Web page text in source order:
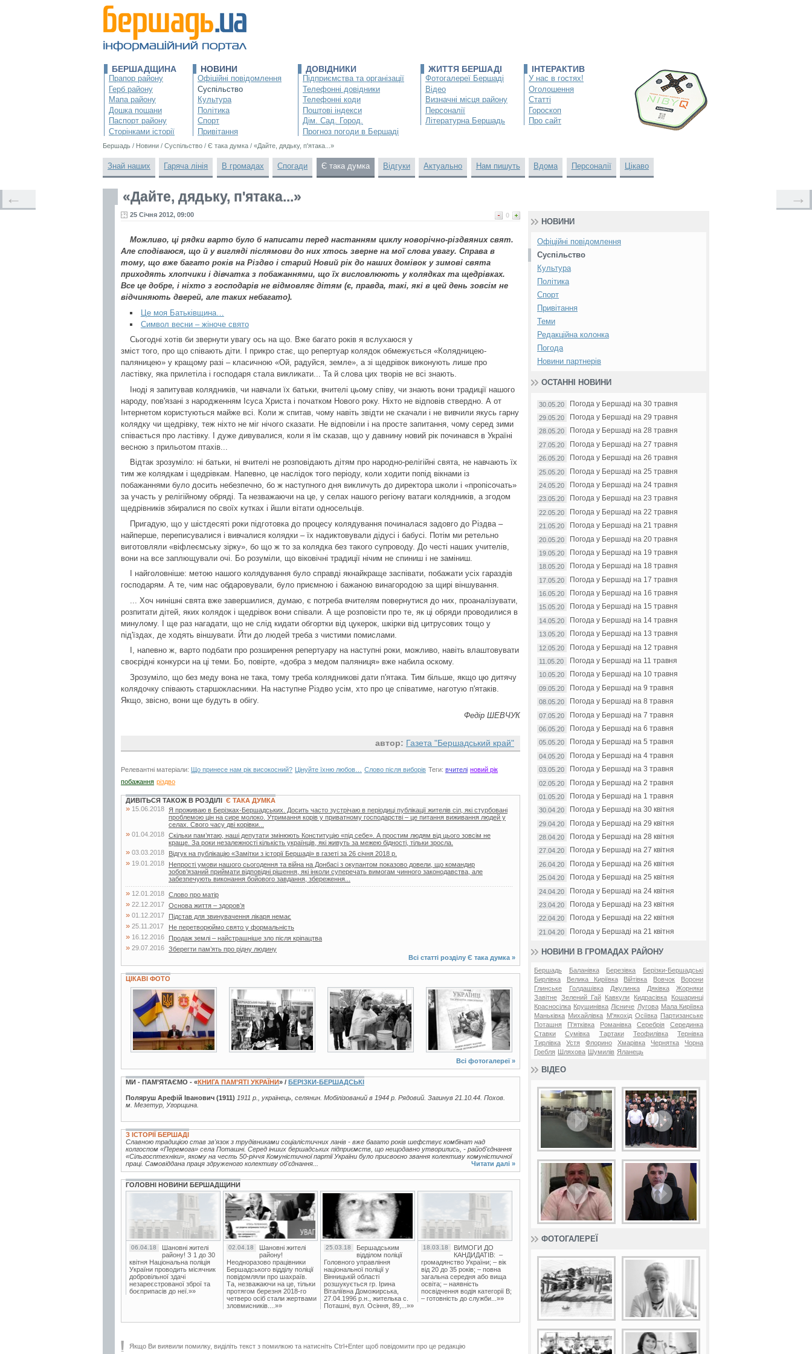
БЕРШАДЩИНА
Прапор району
Герб району
Мапа району
Дошка пошани
Паспорт району
Сторінками історії
НОВИНИ
Офіційні повідомлення
Суспільство
Культура
Політика
Спорт
Привітання
ДОВІДНИКИ
Підприємства та організації
Телефонні довідники
Телефонні коди
Поштові індекси
Дім. Сад. Город.
Прогноз погоди в Бершаді
ЖИТТЯ БЕРШАДІ
Фотогалереї Бершаді
Відео
Визначні місця району
Персоналії
Літературна Бершадь
ІНТЕРАКТИВ
У нас в гостях!
Оголошення
Статті
Гороскоп
Про сайт
Бершадь / Новини / Суспільство / Є така думка / «Дайте, дядьку, п'ятака...»
Знай наших Гаряча лінія В громадах Спогади Є така думка Відгуки Актуально Нам пишуть Вдома Персоналії Цікаво
«Дайте, дядьку, п'ятака...»
0
25 Січня 2012, 09:00
Можливо, ці рядки варто було б написати перед настанням циклу новорічно-різдвяних свят.
Але сподіваюся, що й у вигляді післямови до них хтось зверне на мої слова увагу. Справа в
тому, що вже багато років на Різдво і старий Новий рік до наших домівок у зимові свята
приходять хлопчики і дівчатка з побажаннями, що їх висловлюють у колядках та щедрівках.
Все це добре, і ніхто з господарів не відмовляє дітям (є, правда, такі, які в цей день зовсім не
відчиняють дверей, але таких небагато).
Це моя Батьківщина…
Символ весни – жіноче свято
Сьогодні хотів би звернути увагу ось на що. Вже багато років я вслухаюся у
зміст того, про що співають діти. І прикро стає, що репертуар колядок обмежується «Колядницею-
паляницею» у кращому разі – класичною «Ой, радуйся, земле», а зі щедрівок виконують лише про
ластівку, яка прилетіла і господаря стала викликати... Та й слова цих творів не всі знають.
Іноді я запитував колядників, чи навчали їх батьки, вчителі цьому співу, чи знають вони традиції нашого
народу, пов'язані з народженням Ісуса Христа і початком Нового року. Ніхто не відповів ствердно. А от
Інтернетом користуються майже всі. Коли ж спитав, чому навіть звідти не скачали і не вивчили якусь гарну
колядку чи щедрівку, теж ніхто не міг нічого сказати. Не відповіли і на просте запитання, чому серед зими
співається про ластівку. І дуже дивувалися, коли я їм сказав, що у давнину новий рік починався в Україні
весною з прильотом птахів...
Відтак зрозуміло: ні батьки, ні вчителі не розповідають дітям про народно-релігійні свята, не навчають їх
тим же колядкам і щедрівкам. Напевно, це наслідок того періоду, коли ходити попід вікнами із
побажаннями було досить небезпечно, бо ж наступного дня викличуть до директора школи і «пропісочать»
за участь у релігійному обряді. Та незважаючи на це, у селах нашого регіону ватаги колядників, а згодом
щедрівників збиралися по своїх кутках і йшли вітати односельців.
Пригадую, що у шістдесяті роки підготовка до процесу колядування починалася задовго до Різдва –
найперше, переписувалися і вивчалися колядки – їх надиктовували дідусі і бабусі. Потім ми ретельно
виготовляли «віфлеємську зірку», бо що ж то за колядка без такого супроводу. До честі наших учителів,
вони на все заплющували очі. Бо розуміли, що віковічні традиції нічим не спиниш і не заміниш.
І найголовніше: метою нашого колядування було справді якнайкраще заспівати, побажати усіх гараздів
господарям. А те, чим нас обдаровували, було приємною і бажаною винагородою за щирі віншування.
... Хоч нинішні свята вже завершилися, думаю, є потреба вчителям повернутися до них, проаналізувати,
розпитати дітей, яких колядок і щедрівок вони співали. А ще розповісти про те, як ці обряди проводилися в
минулому. І ще раз нагадати, що не слід кидати обгортки від цукерок, шкірки від цитрусових тощо у
під'їздах, де ходять віншувати. Йти до людей треба з чистими помислами.
І, напевно ж, варто подбати про розширення репертуару на наступні роки, можливо, навіть влаштовувати
своєрідні конкурси на ці теми. Бо, повірте, «добра з медом паляниця» вже набила оскому.
Зрозуміло, що без меду вона не така, тому треба колядникові дати п'ятака. Тим більше, якщо цю дитячу
колядочку співають старшокласники. На наступне Різдво усім, хто про це співатиме, наготую п'ятаків.
Якщо, звісно, вони ще будуть в обігу.
Федір ШЕВЧУК
автор: Газета "Бершадський край"
Релевантні матеріали: Що принесе нам рік високосний? Цінуйте їхню любов… Слово після виборів Теги: вчителі новий рік
побажання різдво
← →
ДИВІТЬСЯ ТАКОЖ В РОЗДІЛІ Є ТАКА ДУМКА
» 15.06.2018
Я проживаю в Берізках-Бершадських. Досить часто зустрічаю в періодиці публікації жителів сіл, які стурбовані
проблемою цін на сире молоко. Утримання корів у приватному господарстві – це питання виживання людей у
селах. Свого часу дві корівки...
» 01.04.2018 Скільки пам’ятаю, наші депутати змінюють Конституцію «під себе». А простим людям від цього зовсім не
краще. За роки незалежності кількість українців, які живуть за межею бідності, тільки зросла.
» 03.03.2018 Відгук на публікацію «Замітки з історії Бершаді» в газеті за 26 січня 2018 р.
» 19.01.2018
Непрості умови нашого сьогодення та війна на Донбасі з окупантом показово довели, що командир
зобов’язаний приймати відповідні рішення, які інколи суперечать вимогам чинного законодавства, але
забезпечують виконання бойового завдання, збереження...
» 12.01.2018 Слово про матір
» 22.12.2017 Основа життя – здоров’я
» 01.12.2017 Підстав для звинувачення лікаря немає
» 25.11.2017 Не перетворюймо свято у формальність
» 16.12.2016 Продаж землі – найстрашніше зло після кріпацтва
» 29.07.2016 Зберегти пам’ять про рідну людину
Всі статті розділу Є така думка »
ЦІКАВІ ФОТО
6 фото 2 фото 3 фото 2 фото
Всі фотогалереї »
МИ - ПАМ’ЯТАЄМО - «КНИГА ПАМ’ЯТІ УКРАЇНИ» / БЕРІЗКИ-БЕРШАДСЬКІ
Поляруш Арефій Іванович (1911) 1911 р., українець, селянин. Мобілізований в 1944 р. Рядовий. Загинув 21.10.44. Похов.
м. Мезетур, Угорщина.
З ІСТОРІЇ БЕРШАДІ
Славною традицією став зв'язок з трудівниками соціалістичних ланів - вже багато років шефствує комбінат над
колгоспом «Перемога» села Поташні. Серед інших бершадських підприємств, що нещодавно утворились, - райоб'єднання
«Сільгосптехніки», якому на честь 50-річчя Комуністичної партії України було присвоєно звання колективу комуністичної
праці. Самовіддана праця здруженого колективу об'єднання...
Читати далі »
ГОЛОВНІ НОВИНИ БЕРШАДЩИНИ
06.04.18
Шановні жителі
району! З 1 до 30
квітня Національна поліція
України проводить місячник
добровільної здачі
незареєстрованої зброї та
боєприпасів до неї.»»
02.04.18
Шановні жителі
району!
Неодноразово працівники
Бершадського відділу поліції
повідомляли про шахраїв.
Та, незважаючи на це, тільки
протягом березня 2018-го
четверо осіб стали жертвами
зловмисників....»»
25.03.18
Бершадським
відділом поліції
Головного управління
національної поліції у
Вінницькій області
розшукується гр. Ірина
Віталіївна Доможирська,
27.04.1996 р.н., жителька с.
Поташні, вул. Осіння, 89,...»»
18.03.18
ВИМОГИ ДО
КАНДИДАТІВ: –
громадянство України; – вік
від 20 до 35 років; – повна
загальна середня або вища
освіта; – наявність
посвідчення водія категорії В;
– готовність до служби...»»
Якщо Ви виявили помилку, виділіть текст з помилкою та натисніть Ctrl+Enter щоб повідомити про це редакцію
НОВИНИ
Офіційні повідомлення
Суспільство
Культура
Політика
Спорт
Привітання
Теми
Редакційна колонка
Погода
Новини партнерів
ОСТАННІ НОВИНИ
30.05.20 Погода у Бершаді на 30 травня
29.05.20 Погода у Бершаді на 29 травня
28.05.20 Погода у Бершаді на 28 травня
27.05.20 Погода у Бершаді на 27 травня
26.05.20 Погода у Бершаді на 26 травня
25.05.20 Погода у Бершаді на 25 травня
24.05.20 Погода у Бершаді на 24 травня
23.05.20 Погода у Бершаді на 23 травня
22.05.20 Погода у Бершаді на 22 травня
21.05.20 Погода у Бершаді на 21 травня
20.05.20 Погода у Бершаді на 20 травня
19.05.20 Погода у Бершаді на 19 травня
18.05.20 Погода у Бершаді на 18 травня
17.05.20 Погода у Бершаді на 17 травня
16.05.20 Погода у Бершаді на 16 травня
15.05.20 Погода у Бершаді на 15 травня
14.05.20 Погода у Бершаді на 14 травня
13.05.20 Погода у Бершаді на 13 травня
12.05.20 Погода у Бершаді на 12 травня
11.05.20 Погода у Бершаді на 11 травня
10.05.20 Погода у Бершаді на 10 травня
09.05.20 Погода у Бершаді на 9 травня
08.05.20 Погода у Бершаді на 8 травня
07.05.20 Погода у Бершаді на 7 травня
06.05.20 Погода у Бершаді на 6 травня
05.05.20 Погода у Бершаді на 5 травня
04.05.20 Погода у Бершаді на 4 травня
03.05.20 Погода у Бершаді на 3 травня
02.05.20 Погода у Бершаді на 2 травня
01.05.20 Погода у Бершаді на 1 травня
30.04.20 Погода у Бершаді на 30 квітня
29.04.20 Погода у Бершаді на 29 квітня
28.04.20 Погода у Бершаді на 28 квітня
27.04.20 Погода у Бершаді на 27 квітня
26.04.20 Погода у Бершаді на 26 квітня
25.04.20 Погода у Бершаді на 25 квітня
24.04.20 Погода у Бершаді на 24 квітня
23.04.20 Погода у Бершаді на 23 квітня
22.04.20 Погода у Бершаді на 22 квітня
21.04.20 Погода у Бершаді на 21 квітня
НОВИНИ В ГРОМАДАХ РАЙОНУ
Бершадь Баланівка Березівка
Берізки-Бершадські
Бирлівка
Велика Киріївка Війтівка Вовчок
Ворони
Глинське
Голдашівка Джулинка Дяківка
Жорняки
Завітне Зелений Гай Кавкули Кидрасівка
Кошаринці
Красносілка Крушинівка Лісниче Лугова Мала Киріївка
Маньківка Михайлівка М'якохід Осіївка
Партизанське
Поташня
П'ятківка Романівка Серебрія
Серединка
Ставки
Сумівка Тартаки Теофилівка
Тернівка
Тирлівка
Устя Флорино Хмарівка Чернятка
Чорна
Гребля
Шляхова Шумилів Яланець
ВІДЕО
ФОТОГАЛЕРЕЇ